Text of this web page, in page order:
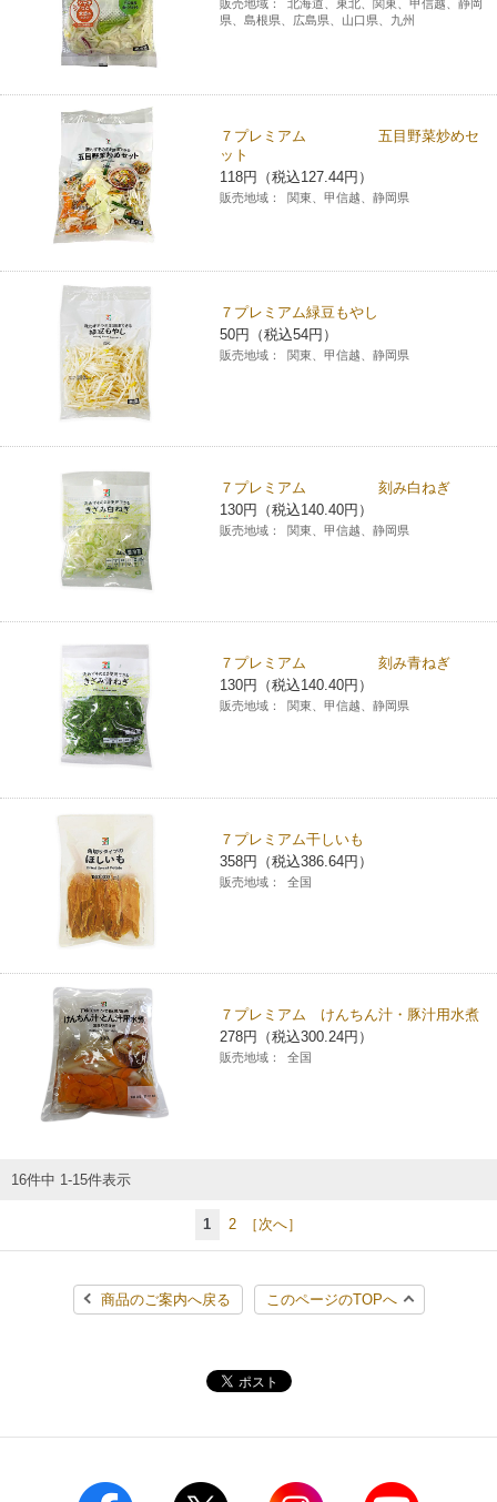
販売地域：
北海道、東北、関東、甲信越、静岡
県、島根県、広島県、山口県、九州
７プレミアム 五目野菜炒めセ
ット
118円（税込127.44円）
販売地域： 関東、甲信越、静岡県
７プレミアム緑豆もやし
50円（税込54円）
販売地域： 関東、甲信越、静岡県
７プレミアム 刻み白ねぎ
130円（税込140.40円）
販売地域： 関東、甲信越、静岡県
７プレミアム 刻み青ねぎ
130円（税込140.40円）
販売地域： 関東、甲信越、静岡県
７プレミアム干しいも
358円（税込386.64円）
販売地域： 全国
７プレミアム けんちん汁・豚汁用水煮
278円（税込300.24円）
販売地域： 全国
16件中 1-15件表示
1 2 ［次へ］
商品のご案内へ戻る このページのTOPへ